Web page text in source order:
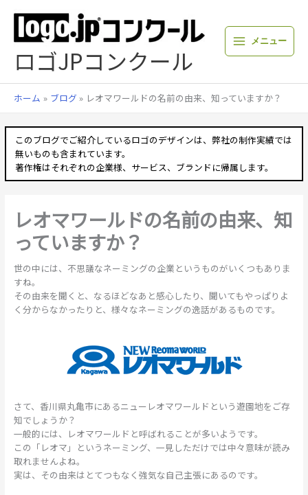
プ
ロゴJPコンクール
メニュー
ホーム ブログ レオマワールドの名前の由来、知っていますか？
このブログでご紹介しているロゴのデザインは、弊社の制作実績では
無いものも含まれています。
著作権はそれぞれの企業様、サービス、ブランドに帰属します。
レオマワールドの名前の由来、知
っていますか？
世の中には、不思議なネーミングの企業というものがいくつもありま
すね。
その由来を聞くと、なるほどなあと感心したり、聞いてもやっぱりよ
く分からなかったりと、様々なネーミングの逸話があるものです。
さて、香川県丸亀市にあるニューレオマワールドという遊園地をご存
知でしょうか？
一般的には、レオマワールドと呼ばれることが多いようです。
この「レオマ」というネーミング、一見しただけでは中々意味が読み
取れませんよね。
実は、その由来はとてつもなく強気な自己主張にあるのです。